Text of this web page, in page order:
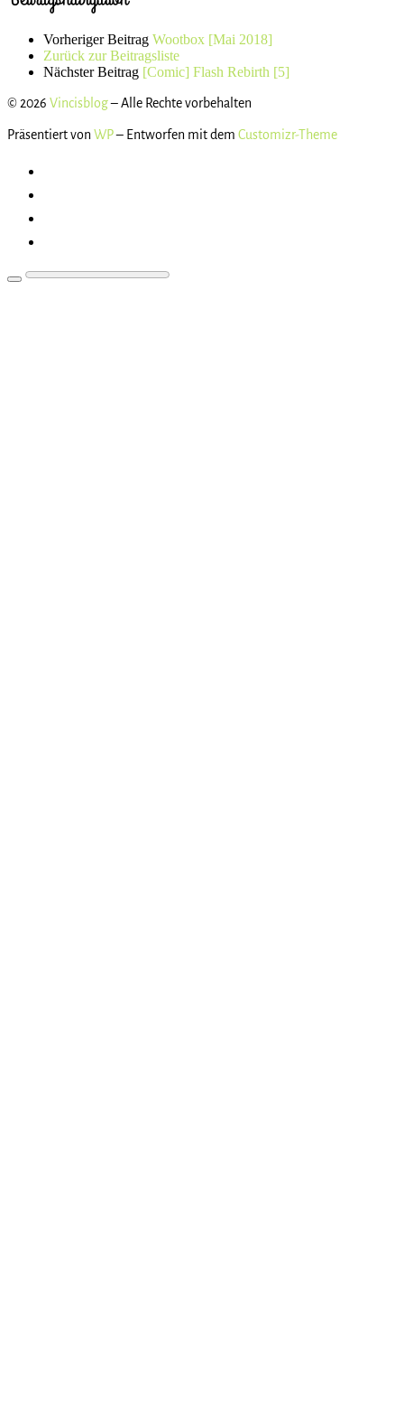
Vorheriger Beitrag Wootbox [Mai 2018]
Zurück zur Beitragsliste
Nächster Beitrag [Comic] Flash Rebirth [5]
© 2026 Vincisblog– Alle Rechte vorbehalten
Präsentiert von WP– Entworfen mit dem Customizr-Theme